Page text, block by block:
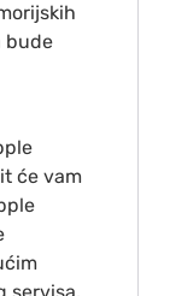
bude
će vam